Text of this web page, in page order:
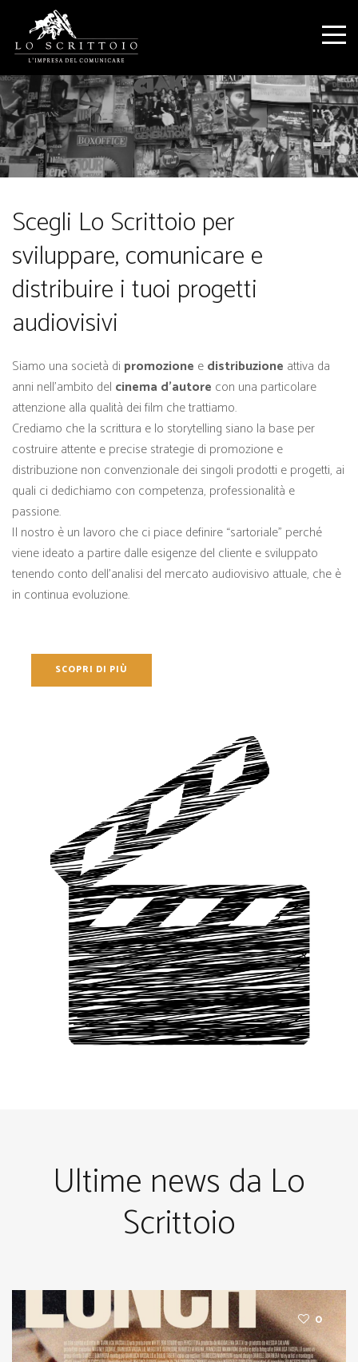
Scegli Lo Scrittoio per
sviluppare, comunicare e
distribuire i tuoi progetti
audiovisivi
Siamo una società di promozione edistribuzione attiva da
anni nell’ambito del cinema d’autore con una particolare
attenzione alla qualità dei film che trattiamo.
Crediamo che la scrittura e lo storytelling siano la base per
costruire attente e precise strategie di promozione e
distribuzione non convenzionale dei singoli prodotti e progetti, ai
quali ci dedichiamo con competenza, professionalità e
passione.
Il nostro è un lavoro che ci piace definire “sartoriale” perché
viene ideato a partire dalle esigenze del cliente e sviluppato
tenendo conto dell’analisi del mercato audiovisivo attuale, che è
in continua evoluzione.
SCOPRI DI PIÙ
Ultime news da Lo
Scrittoio
0